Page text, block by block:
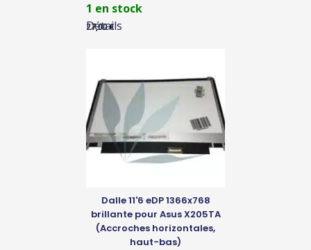
Détails
1 en stock
27,00€
Dalle 11'6 eDP 1366x768
brillante pour Asus X205TA
(Accroches horizontales,
haut-bas)